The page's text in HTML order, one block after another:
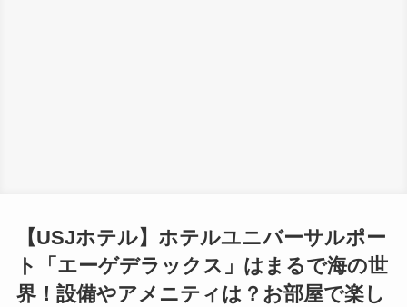
【USJホテル】ホテルユニバーサルポー
ト「エーゲデラックス」はまるで海の世
界！設備やアメニティは？お部屋で楽し